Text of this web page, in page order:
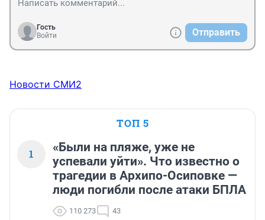
Гость
Войти
Отправить
Новости СМИ2
ТОП 5
1
«Были на пляже, уже не
успевали уйти». Что известно о
трагедии в Архипо-Осиповке —
люди погибли после атаки БПЛА
110 273 43